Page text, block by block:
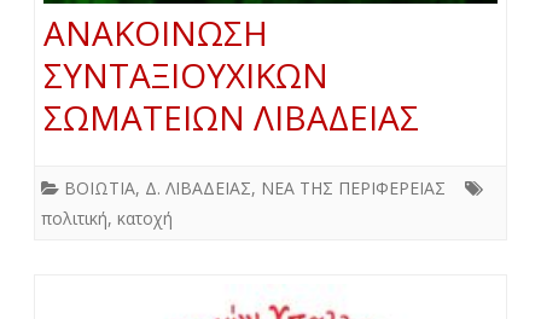
ΑΝΑΚΟΙΝΩΣΗ
ΣΥΝΤΑΞΙΟΥΧΙΚΩΝ
ΣΩΜΑΤΕΙΩΝ ΛΙΒΑΔΕΙΑΣ
ΒΟΙΩΤΙΑ, Δ. ΛΙΒΑΔΕΙΑΣ, ΝΕΑ ΤΗΣ ΠΕΡΙΦΕΡΕΙΑΣ
πολιτική, κατοχή